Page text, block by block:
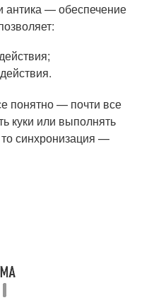
антика — обеспечение
понятно — почти все
куки или выполнять
синхронизация —